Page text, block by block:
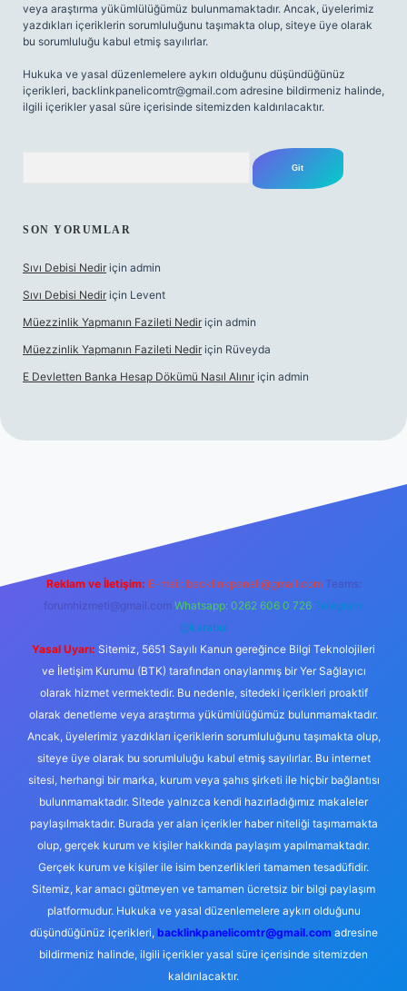
veya araştırma yükümlülüğümüz bulunmamaktadır. Ancak, üyelerimiz
yazdıkları içeriklerin sorumluluğunu taşımakta olup, siteye üye olarak
bu sorumluluğu kabul etmiş sayılırlar.
Hukuka ve yasal düzenlemelere aykırı olduğunu düşündüğünüz
içerikleri, backlinkpanelicomtr@gmail.com adresine bildirmeniz halinde,
ilgili içerikler yasal süre içerisinde sitemizden kaldırılacaktır.
SON YORUMLAR
Sıvı Debisi Nedir için admin
Sıvı Debisi Nedir için Levent
Müezzinlik Yapmanın Fazileti Nedir için admin
Müezzinlik Yapmanın Fazileti Nedir için Rüveyda
E Devletten Banka Hesap Dökümü Nasıl Alınır için admin
Reklam ve İletişim: E-mail: backlinkpaneli@gmail.com Teams:
forumhizmeti@gmail.com Whatsapp: 0262 606 0 726 Telegram:
@karabul
Yasal Uyarı: Sitemiz, 5651 Sayılı Kanun gereğince Bilgi Teknolojileri
ve İletişim Kurumu (BTK) tarafından onaylanmış bir Yer Sağlayıcı
olarak hizmet vermektedir. Bu nedenle, sitedeki içerikleri proaktif
olarak denetleme veya araştırma yükümlülüğümüz bulunmamaktadır.
Ancak, üyelerimiz yazdıkları içeriklerin sorumluluğunu taşımakta olup,
siteye üye olarak bu sorumluluğu kabul etmiş sayılırlar. Bu internet
sitesi, herhangi bir marka, kurum veya şahıs şirketi ile hiçbir bağlantısı
bulunmamaktadır. Sitede yalnızca kendi hazırladığımız makaleler
paylaşılmaktadır. Burada yer alan içerikler haber niteliği taşımamakta
olup, gerçek kurum ve kişiler hakkında paylaşım yapılmamaktadır.
Gerçek kurum ve kişiler ile isim benzerlikleri tamamen tesadüfidir.
Sitemiz, kar amacı gütmeyen ve tamamen ücretsiz bir bilgi paylaşım
platformudur. Hukuka ve yasal düzenlemelere aykırı olduğunu
düşündüğünüz içerikleri, backlinkpanelicomtr@gmail.comadresine
bildirmeniz halinde, ilgili içerikler yasal süre içerisinde sitemizden
kaldırılacaktır.